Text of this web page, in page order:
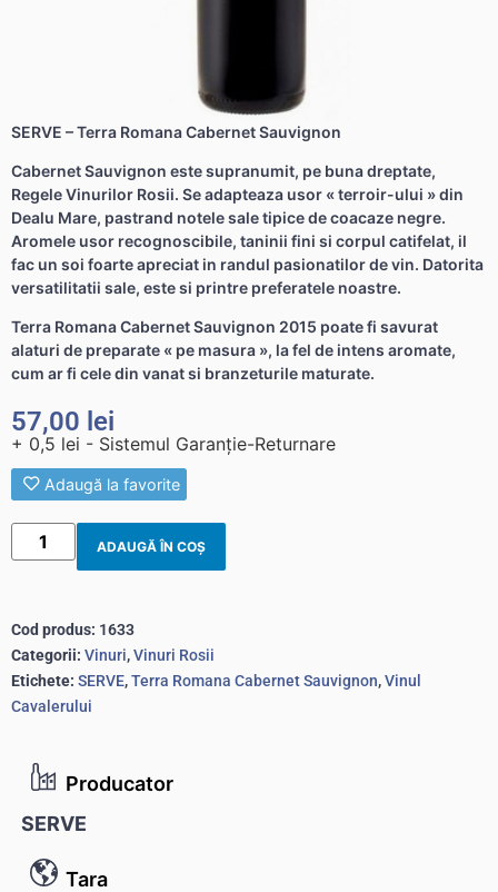
Producator
SERVE
Tara
SERVE – Terra Romana Cabernet Sauvignon
Cabernet Sauvignon este supranumit, pe buna dreptate,
Regele Vinurilor Rosii. Se adapteaza usor « terroir-ului » din
Dealu Mare, pastrand notele sale tipice de coacaze negre.
Aromele usor recognoscibile, taninii fini si corpul catifelat, il
fac un soi foarte apreciat in randul pasionatilor de vin. Datorita
versatilitatii sale, este si printre preferatele noastre.
Terra Romana Cabernet Sauvignon 2015 poate fi savurat
alaturi de preparate « pe masura », la fel de intens aromate,
cum ar fi cele din vanat si branzeturile maturate.
57,00 lei
+ 0,5 lei - Sistemul Garanție-Returnare
Adaugă la favorite
ADAUGĂ ÎN COȘ
Cod produs: 1633
Categorii: Vinuri,Vinuri Rosii
Etichete: SERVE,Terra Romana Cabernet Sauvignon,Vinul
Cavalerului